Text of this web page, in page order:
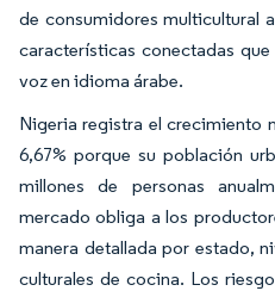
de consumidores multicultural
características conectadas
voz en idioma árabe.
Nigeria registra el crecimiento
6,67% porque su población
millones de personas
mercado obliga a los
manera detallada por estado,
culturales de cocina. Los